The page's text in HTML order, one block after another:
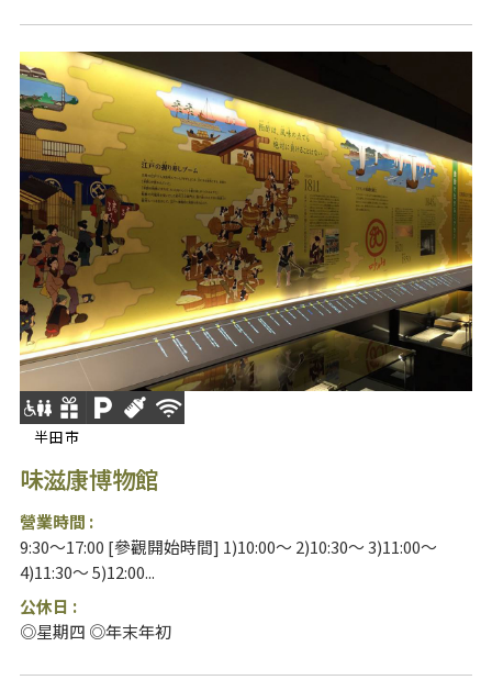
半田市
味滋康博物館
營業時間 :
9:30～17:00 [參觀開始時間] 1)10:00～ 2)10:30～ 3)11:00～
4)11:30～ 5)12:00...
公休日 :
◎星期四 ◎年末年初